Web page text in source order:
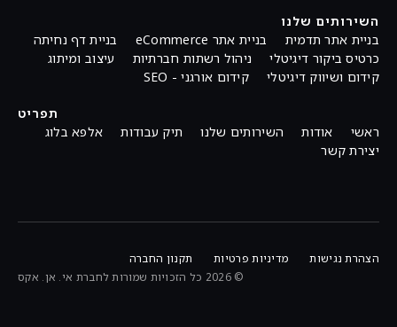
השירותים שלנו
בניית אתר תדמית
בניית אתר eCommerce
בניית דף נחיתה
כרטיס ביקור דיגיטלי
ניהול רשתות חברתיות
עיצוב ומיתוג
קידום ושיווק דיגיטלי
קידום אורגני - SEO
תפריט
ראשי
אודות השירותים שלנו תיק עבודות
אלפא בלוג
יצירת קשר
הצהרת נגישות מדיניות פרטיות
תקנון החברה
© 2026 כל הזכויות שמורות לחברת אי. אן. אקס